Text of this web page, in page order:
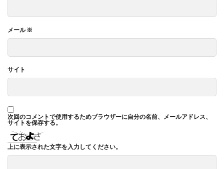
メール※
サイト
次回のコメントで使用するためブラウザーに自分の名前、メールアドレス、
サイトを保存する。
上に表示された文字を入力してください。